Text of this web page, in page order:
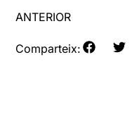
ANTERIOR
Comparteix: